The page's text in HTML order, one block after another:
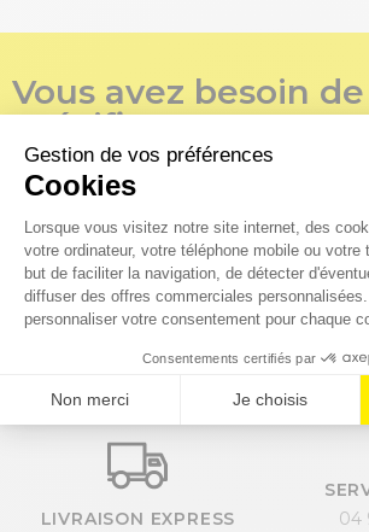
Vous avez besoin
spécifiques ?
Téléchargez immédiatement vos fichiers
d’étude.
Demander un devis en ligne
LIVRAISON EXPRESS
04